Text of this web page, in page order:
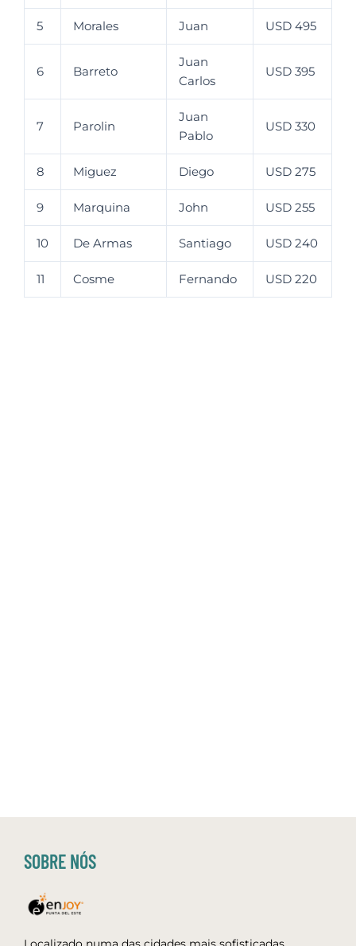
5 Morales Juan USD 495
6 Barreto
Juan
Carlos
USD 395
7 Parolin
Juan
Pablo
USD 330
8 Miguez Diego USD 275
9 Marquina John USD 255
10 De Armas Santiago USD 240
11 Cosme Fernando USD 220
SOBRE NÓS